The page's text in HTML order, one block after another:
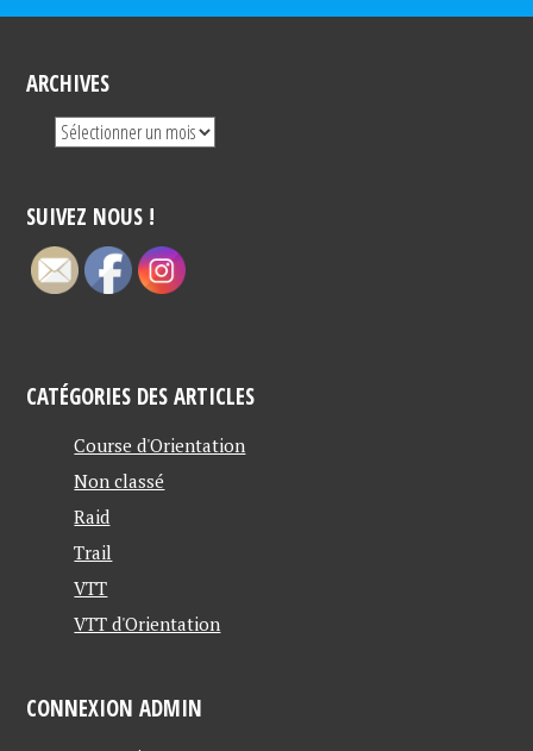
ARCHIVES
SUIVEZ NOUS !
CATÉGORIES DES ARTICLES
Course d'Orientation
Non classé
Raid
Trail
VTT
VTT d'Orientation
CONNEXION ADMIN